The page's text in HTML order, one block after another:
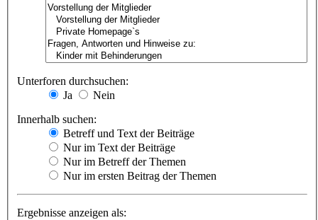
Unterforen durchsuchen:
Ja
Nein
Innerhalb suchen:
Betreff und Text der Beiträge
Nur im Text der Beiträge
Nur im Betreff der Themen
Nur im ersten Beitrag der Themen
Ergebnisse anzeigen als: